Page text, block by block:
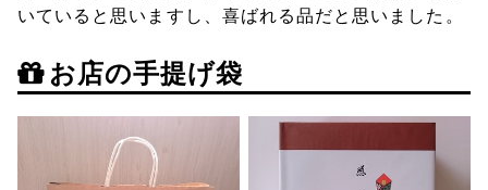
いていると思いますし、喜ばれる品だと思いました。
お店の手提げ袋